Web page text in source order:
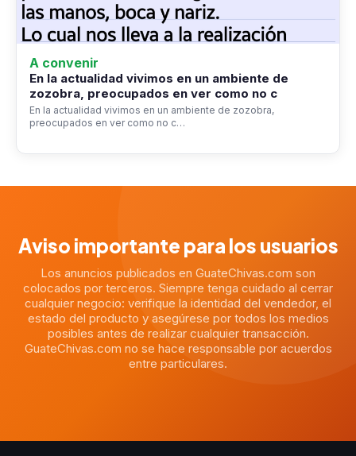
A convenir
En la actualidad vivimos en un ambiente de
zozobra, preocupados en ver como no c
En la actualidad vivimos en un ambiente de zozobra,
preocupados en ver como no c…
Aviso importante para los usuarios
Los anuncios publicados en GuateChivas.com son
colocados por terceros. Siempre tenga cuidado al cerrar
cualquier negocio: verifique la identidad del vendedor, el
estado del producto y asegúrese por todos los medios
posibles antes de realizar cualquier transacción.
GuateChivas.com no se hace responsable por acuerdos
entre particulares.